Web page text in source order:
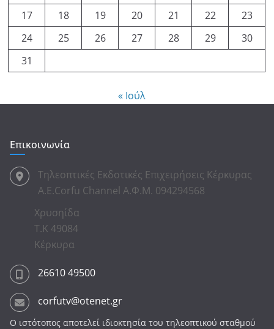
17
18 19 20 21 22
23
24
25 26 27 28 29
30
31
« Ιούλ
Επικοινωνία
Τηλεοπτικές Εκδοτικές Επιχειρήσεις Κέρκυρας
Α.Ε.Corfu Channel Α.Φ.Μ. 094294568
Χρυσηίδα
Τ.Κ 49084
Κέρκυρα
26610 49500
corfutv@otenet.gr
Ο ιστότοπος αποτελεί ιδιοκτησία του τηλεοπτικού σταθμού